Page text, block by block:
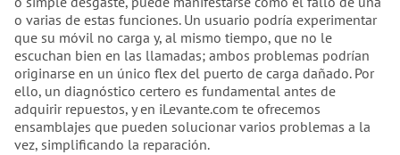
o varias de estas funciones. Un usuario podría experimentar
que su móvil no carga y, al mismo tiempo, que no le
escuchan bien en las llamadas; ambos problemas podrían
originarse en un único flex del puerto de carga dañado. Por
ello, un diagnóstico certero es fundamental antes de
adquirir repuestos, y en iLevante.com te ofrecemos
ensamblajes que pueden solucionar varios problemas a la
vez, simplificando la reparación.